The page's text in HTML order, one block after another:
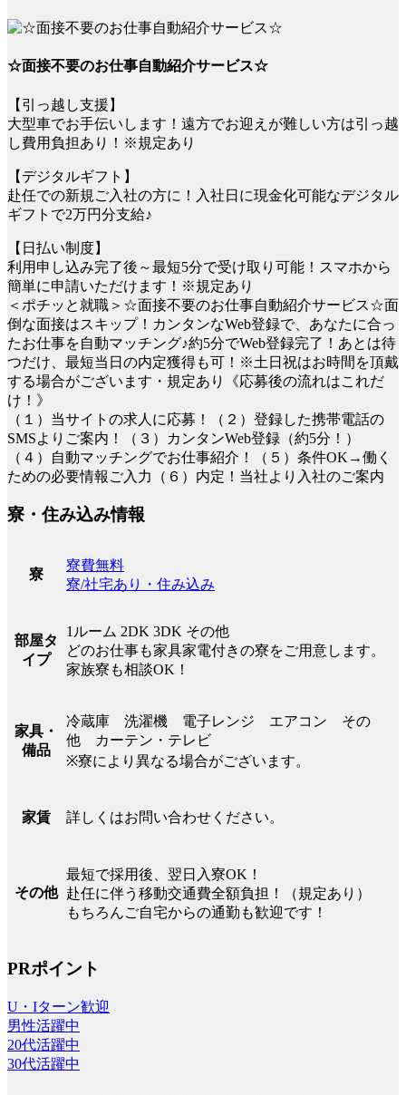
☆面接不要のお仕事自動紹介サービス☆
【引っ越し支援】
大型車でお手伝いします！遠方でお迎えが難しい方は引っ越
し費用負担あり！※規定あり
【デジタルギフト】
赴任での新規ご入社の方に！入社日に現金化可能なデジタル
ギフトで2万円分支給♪
【日払い制度】
利用申し込み完了後～最短5分で受け取り可能！スマホから
簡単に申請いただけます！※規定あり
＜ポチッと就職＞☆面接不要のお仕事自動紹介サービス☆面
倒な面接はスキップ！カンタンなWeb登録で、あなたに合っ
たお仕事を自動マッチング♪約5分でWeb登録完了！あとは待
つだけ、最短当日の内定獲得も可！※土日祝はお時間を頂戴
する場合がございます・規定あり《応募後の流れはこれだ
け！》
（１）当サイトの求人に応募！（２）登録した携帯電話の
SMSよりご案内！（３）カンタンWeb登録（約5分！）
（４）自動マッチングでお仕事紹介！（５）条件OK→働く
ための必要情報ご入力（６）内定！当社より入社のご案内
寮・住み込み情報
寮
寮費無料
寮/社宅あり・住み込み
部屋タ
イプ
1ルーム 2DK 3DK その他
どのお仕事も家具家電付きの寮をご用意します。
家族寮も相談OK！
家具・
備品
冷蔵庫 洗濯機 電子レンジ エアコン その
他 カーテン・テレビ
※寮により異なる場合がございます。
家賃 詳しくはお問い合わせください。
その他
最短で採用後、翌日入寮OK！
赴任に伴う移動交通費全額負担！（規定あり）
もちろんご自宅からの通勤も歓迎です！
PRポイント
U・Iターン歓迎
男性活躍中
20代活躍中
30代活躍中